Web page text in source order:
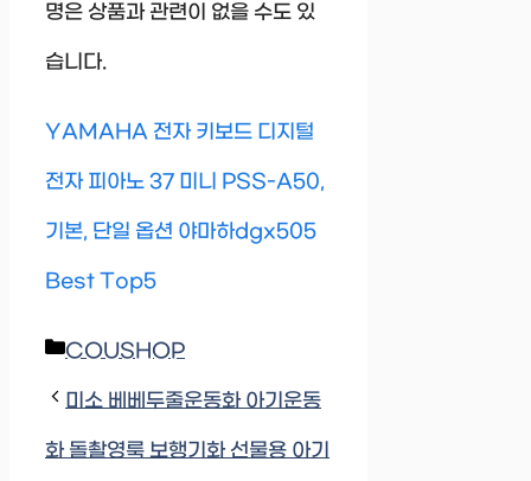
명은 상품과 관련이 없을 수도 있
습니다.
YAMAHA 전자 키보드 디지털
전자 피아노 37 미니 PSS-A50,
기본, 단일 옵션 야마하dgx505
Best Top5
Categories
COUSHOP
미소 베베두줄운동화 아기운동
화 돌촬영룩 보행기화 선물용 아기